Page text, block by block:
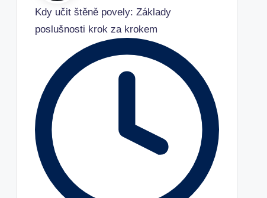
Kdy učit štěně povely: Základy
poslušnosti krok za krokem